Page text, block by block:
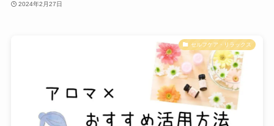
2024年2月27日
セルフケア・リラックス